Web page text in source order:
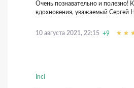
Очень познавательно и полезно!
вдохновения, уважаемый Сергей
10 августа 2021, 22:15 +9
Inci